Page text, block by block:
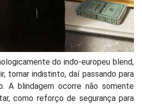
do indo-europeu blend,
tornar indistinto, daí passando para
A blindagem ocorre não somente
como reforço de segurança para